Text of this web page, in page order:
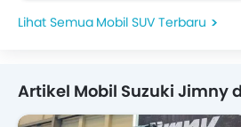
Mobil SUV Terbaru
Artikel Mobil Suzuki Jimny